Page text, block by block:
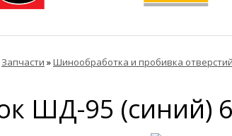
Запчасти »Шинообработка и пробивка отверстий
ШД-95 (синий)